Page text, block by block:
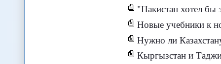
"Пакистан хотел бы
Новые учебники к
Нужно ли
Кыргызстан и